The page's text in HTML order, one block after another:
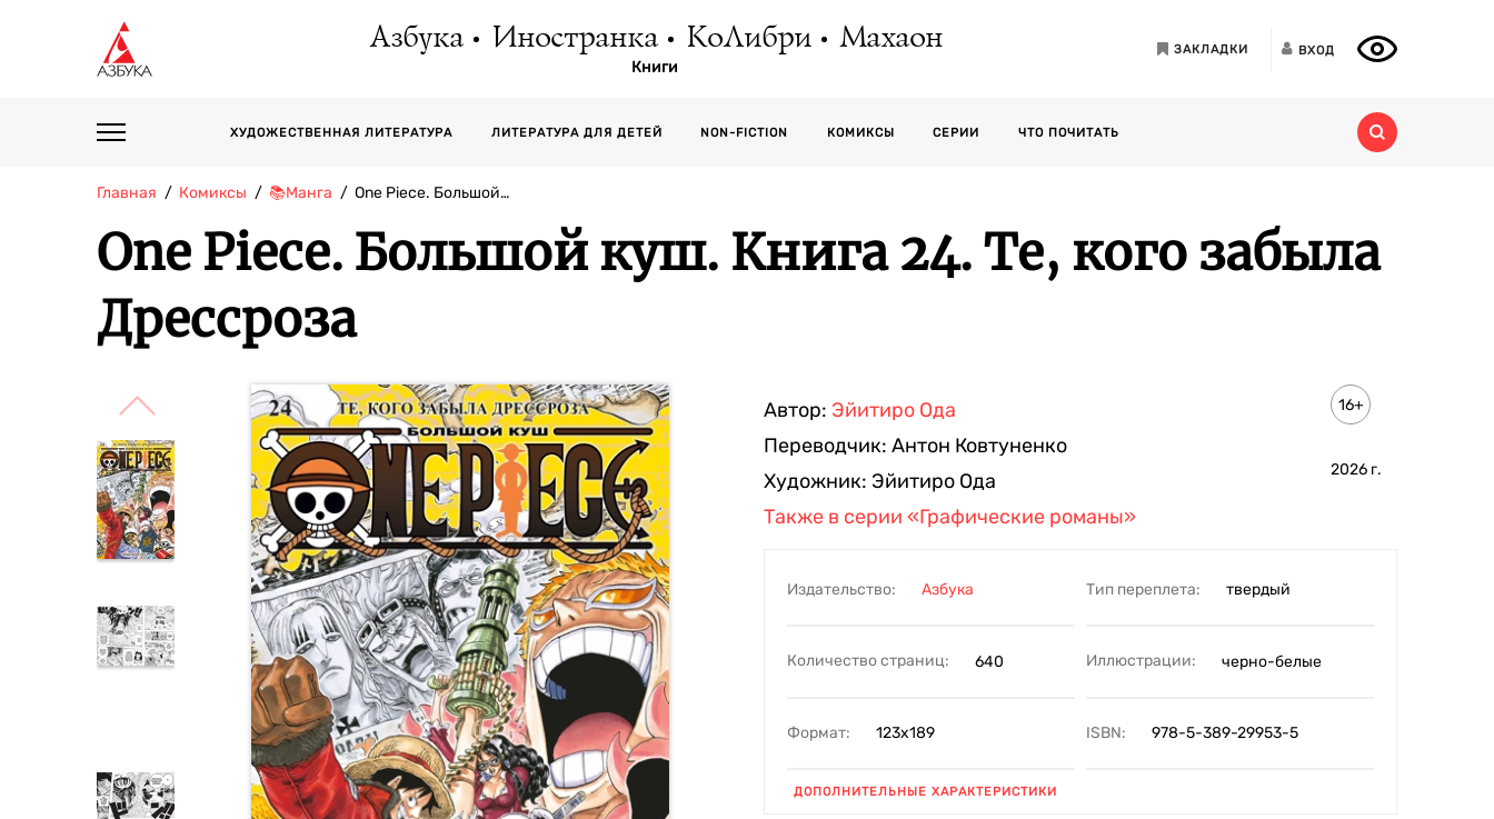
Азбука Иностранка КоЛибри Махаон
Книги
ЗАКЛАДКИ ВХОД
ХУДОЖЕСТВЕННАЯ ЛИТЕРАТУРА ЛИТЕРАТУРА ДЛЯ ДЕТЕЙ NON-FICTION КОМИКСЫ СЕРИИ ЧТО ПОЧИТАТЬ
Главная Комиксы 📚Манга One Piece. Большой…
One Piece. Большой куш. Книга 24. Те, кого забыла
Дрессроза
Автор: Эйитиро Ода
Переводчик: Антон Ковтуненко
Художник: Эйитиро Ода
16+
2026 г.
Также в серии «Графические романы»
Издательство: Азбука Тип переплета: твердый
Количество страниц: 640 Иллюстрации: черно-белые
Формат: 123х189 ISBN: 978-5-389-29953-5
ДОПОЛНИТЕЛЬНЫЕ ХАРАКТЕРИСТИКИ